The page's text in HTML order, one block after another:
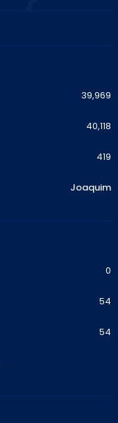
39,969
40,118
419
Joaquim
0
54
54